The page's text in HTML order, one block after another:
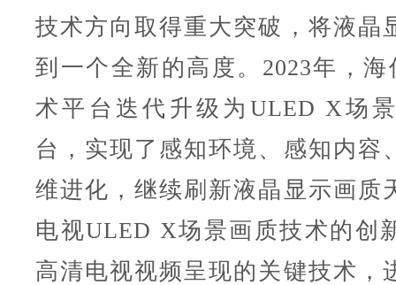
技术方向取得重大突破，将液晶
到一个全新的高度。2023年，
术平台迭代升级为ULED X场
台，实现了感知环境、感知内容
维进化，继续刷新液晶显示画质
电视ULED X场景画质技术的创
高清电视视频呈现的关键技术，